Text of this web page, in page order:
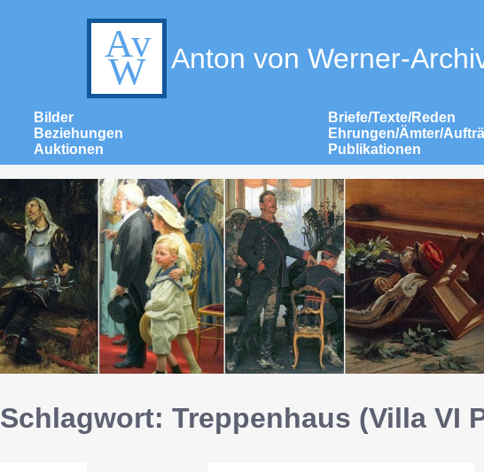
Anton von Werner-
Bilder Briefe/Texte/Reden
Beziehungen Ehrungen/Ämter/
Auktionen Publikationen
Schlagwort: Treppenhaus (Villa VI